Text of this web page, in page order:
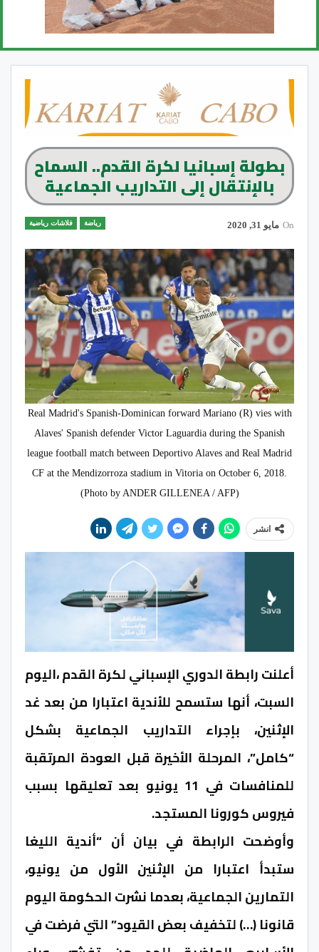
بطولة إسبانيا لكرة القدم.. السماح
بالإنتقال إلى التداريب الجماعية
رياضة فلاشات رياضية On مايو 31, 2020
Real Madrid's Spanish-Dominican forward Mariano (R) vies with
Alaves' Spanish defender Victor Laguardia during the Spanish
league football match between Deportivo Alaves and Real Madrid
CF at the Mendizorroza stadium in Vitoria on October 6, 2018.
(Photo by ANDER GILLENEA / AFP)
انشر
أعلنت رابطة الدوري الإسباني لكرة القدم ،اليوم
السبت، أنها ستسمح للأندية اعتبارا من بعد غد
الإثنين، بإجراء التداريب الجماعية بشكل
“كامل”، المرحلة الأخيرة قبل العودة المرتقبة
للمنافسات في 11 يونيو بعد تعليقها بسبب
فيروس كورونا المستجد.
وأوضحت الرابطة في بيان أن “أندية الليغا
ستبدأ اعتبارا من الإثنين الأول من يونيو،
التمارين الجماعية، بعدما نشرت الحكومة اليوم
قانونا (…) لتخفيف بعض القيود” التي فرضت في